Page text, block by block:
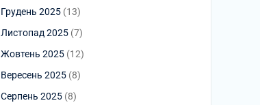
Грудень 2025 (13)
Листопад 2025 (7)
Жовтень 2025 (12)
Вересень 2025 (8)
Серпень 2025 (8)